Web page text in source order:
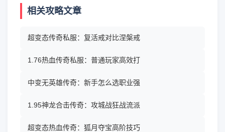
相关攻略文章
超变态传奇私服：复活戒对比涅槃戒
1.76热血传奇私服：普通玩家高效打
中变无英雄传奇：新手怎么选职业强
1.95神龙合击传奇：攻城战狂战流派
超变态热血传奇：狐月夺宝高阶技巧